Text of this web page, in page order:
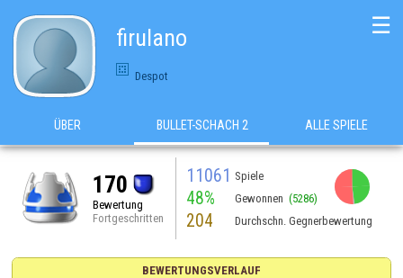
firulano
Despot
☰
ÜBER BULLET-SCHACH 2 ALLE SPIELE
170
Bewertung
Fortgeschritten
11061 Spiele
48% Gewonnen (5286)
204 Durchschn. Gegnerbewertung
BEWERTUNGSVERLAUF